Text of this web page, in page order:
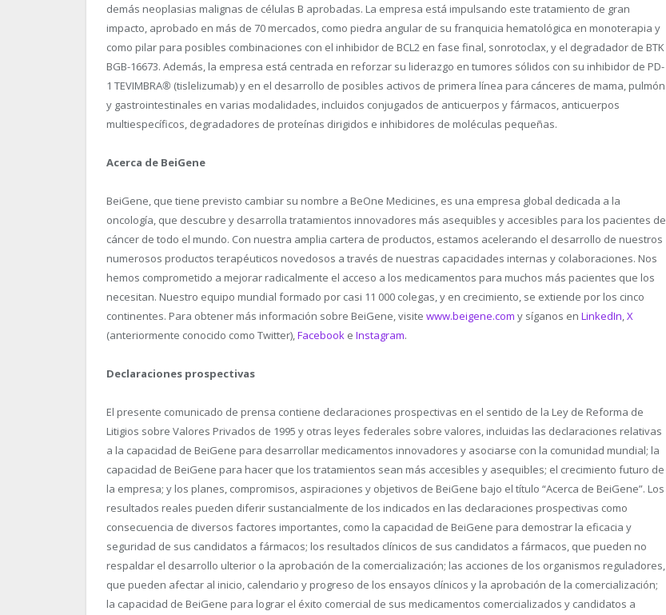
demás neoplasias malignas de células B aprobadas. La empresa está impulsando este tratamiento de gran
impacto, aprobado en más de 70 mercados, como piedra angular de su franquicia hematológica en monoterapia y
como pilar para posibles combinaciones con el inhibidor de BCL2 en fase final, sonrotoclax, y el degradador de BTK
BGB-16673. Además, la empresa está centrada en reforzar su liderazgo en tumores sólidos con su inhibidor de PD-
1 TEVIMBRA® (tislelizumab) y en el desarrollo de posibles activos de primera línea para cánceres de mama, pulmón
y gastrointestinales en varias modalidades, incluidos conjugados de anticuerpos y fármacos, anticuerpos
multiespecíficos, degradadores de proteínas dirigidos e inhibidores de moléculas pequeñas.
Acerca de BeiGene
BeiGene, que tiene previsto cambiar su nombre a BeOne Medicines, es una empresa global dedicada a la
oncología, que descubre y desarrolla tratamientos innovadores más asequibles y accesibles para los pacientes de
cáncer de todo el mundo. Con nuestra amplia cartera de productos, estamos acelerando el desarrollo de nuestros
numerosos productos terapéuticos novedosos a través de nuestras capacidades internas y colaboraciones. Nos
hemos comprometido a mejorar radicalmente el acceso a los medicamentos para muchos más pacientes que los
necesitan. Nuestro equipo mundial formado por casi 11 000 colegas, y en crecimiento, se extiende por los cinco
continentes. Para obtener más información sobre BeiGene, visite www.beigene.com y síganos en LinkedIn,X
(anteriormente conocido como Twitter),Facebook e Instagram.
Declaraciones prospectivas
El presente comunicado de prensa contiene declaraciones prospectivas en el sentido de la Ley de Reforma de
Litigios sobre Valores Privados de 1995 y otras leyes federales sobre valores, incluidas las declaraciones relativas
a la capacidad de BeiGene para desarrollar medicamentos innovadores y asociarse con la comunidad mundial; la
capacidad de BeiGene para hacer que los tratamientos sean más accesibles y asequibles; el crecimiento futuro de
la empresa; y los planes, compromisos, aspiraciones y objetivos de BeiGene bajo el título “Acerca de BeiGene”. Los
resultados reales pueden diferir sustancialmente de los indicados en las declaraciones prospectivas como
consecuencia de diversos factores importantes, como la capacidad de BeiGene para demostrar la eficacia y
seguridad de sus candidatos a fármacos; los resultados clínicos de sus candidatos a fármacos, que pueden no
respaldar el desarrollo ulterior o la aprobación de la comercialización; las acciones de los organismos reguladores,
que pueden afectar al inicio, calendario y progreso de los ensayos clínicos y la aprobación de la comercialización;
la capacidad de BeiGene para lograr el éxito comercial de sus medicamentos comercializados y candidatos a